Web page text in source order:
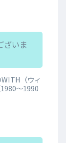
ざいま
（ウィ
～1990